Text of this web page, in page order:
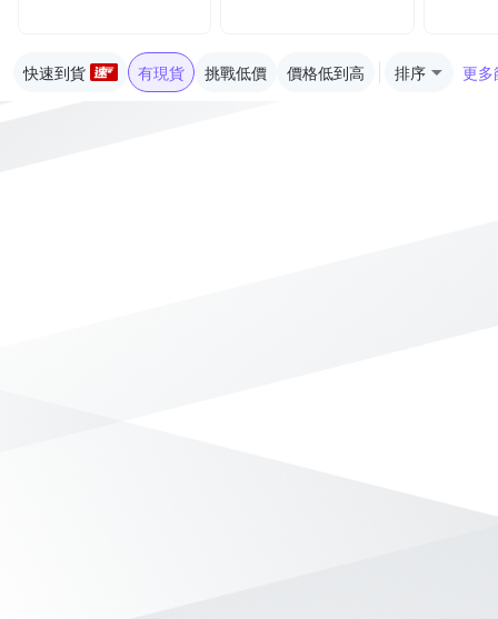
快速到貨 有現貨 挑戰低價 價格低到高 排序 更多